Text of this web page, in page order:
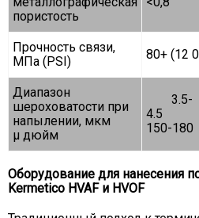
пористость
Прочность связи,
МПа (PSI)
80+ (12
Диапазон
шероховатости при
напылении, мкм
µ дюйм
3.5-
4.5
150-180
Оборудование для нанесения
Kermetico HVAF и HVOF